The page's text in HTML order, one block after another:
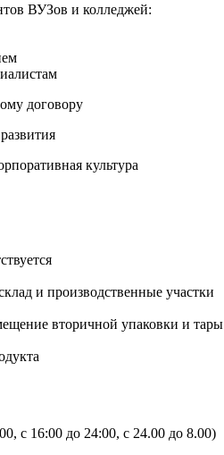
ВУЗов и колледжей:
договору
культура
и производственные участки
вторичной упаковки и тары
с 16:00 до 24:00, с 24.00 до 8.00)